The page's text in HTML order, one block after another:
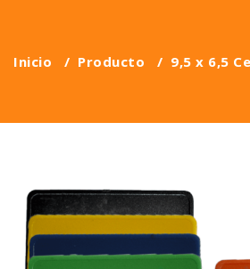
Inicio / Producto / 9,5 x 6,5